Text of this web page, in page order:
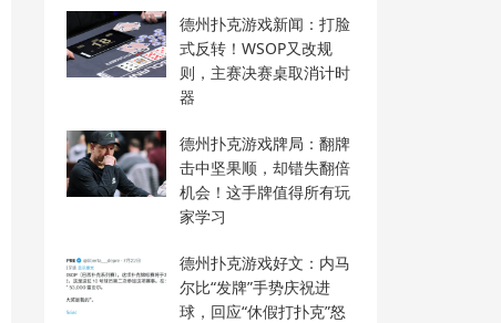
德州扑克游戏新闻：打脸
式反转！WSOP又改规
则，主赛决赛桌取消计时
器
德州扑克游戏牌局：翻牌
击中坚果顺，却错失翻倍
机会！这手牌值得所有玩
家学习
德州扑克游戏好文：内马
尔比“发牌”手势庆祝进
球，回应“休假打扑克”怒